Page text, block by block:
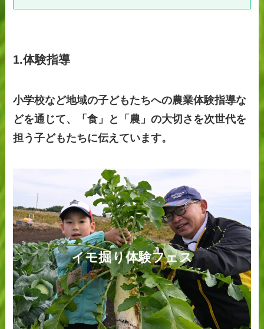
1.体験指導
小学校など地域の子どもたちへの農業体験指導な
どを通じて、「食」と「農」の大切さを次世代を
担う子どもたちに伝えています。
イモ掘り体験フェス